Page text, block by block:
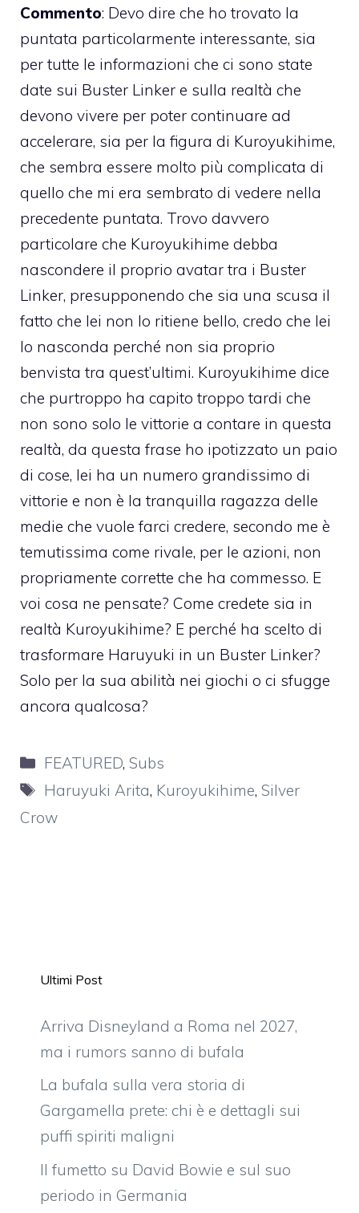
Commento: Devo dire che ho trovato la
puntata particolarmente interessante, sia
per tutte le informazioni che ci sono state
date sui Buster Linker e sulla realtà che
devono vivere per poter continuare ad
accelerare, sia per la figura di Kuroyukihime,
che sembra essere molto più complicata di
quello che mi era sembrato di vedere nella
precedente puntata. Trovo davvero
particolare che Kuroyukihime debba
nascondere il proprio avatar tra i Buster
Linker, presupponendo che sia una scusa il
fatto che lei non lo ritiene bello, credo che lei
lo nasconda perché non sia proprio
benvista tra quest’ultimi. Kuroyukihime dice
che purtroppo ha capito troppo tardi che
non sono solo le vittorie a contare in questa
realtà, da questa frase ho ipotizzato un paio
di cose, lei ha un numero grandissimo di
vittorie e non è la tranquilla ragazza delle
medie che vuole farci credere, secondo me è
temutissima come rivale, per le azioni, non
propriamente corrette che ha commesso. E
voi cosa ne pensate? Come credete sia in
realtà Kuroyukihime? E perché ha scelto di
trasformare Haruyuki in un Buster Linker?
Solo per la sua abilità nei giochi o ci sfugge
ancora qualcosa?
Categorie
FEATURED,Subs
Tag
Haruyuki Arita, Kuroyukihime,Silver
Crow
Ultimi Post
Arriva Disneyland a Roma nel 2027,
ma i rumors sanno di bufala
La bufala sulla vera storia di
Gargamella prete: chi è e dettagli sui
puffi spiriti maligni
Il fumetto su David Bowie e sul suo
periodo in Germania